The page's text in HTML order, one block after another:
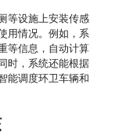
等设施上安装传感
用情况。例如，系
等信息，自动计算
时，系统还能根据
能调度环卫车辆和